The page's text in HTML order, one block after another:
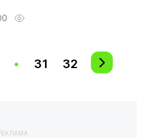
• 31 32